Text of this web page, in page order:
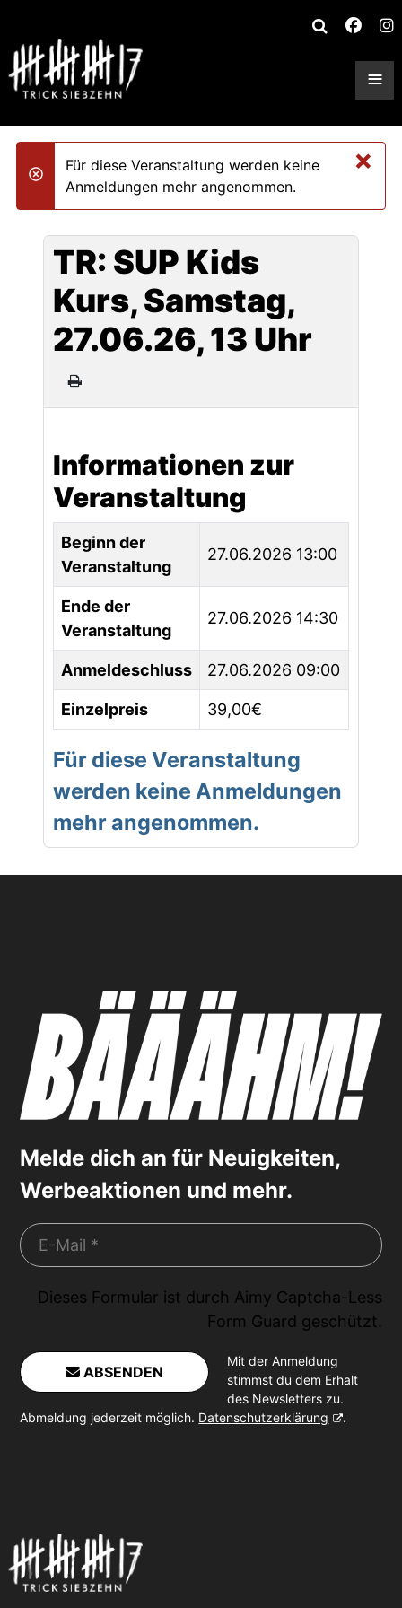
≡
×
danger
Für diese Veranstaltung werden keine
Anmeldungen mehr angenommen.
TR: SUP Kids
Kurs, Samstag,
27.06.26, 13 Uhr
Informationen zur
Veranstaltung
Beginn der
Veranstaltung
27.06.2026 13:00
Ende der
Veranstaltung
27.06.2026 14:30
Anmeldeschluss 27.06.2026 09:00
Einzelpreis 39,00€
Für diese Veranstaltung
werden keine Anmeldungen
mehr angenommen.
Melde dich an für Neuigkeiten,
Werbeaktionen und mehr.
Dieses Formular ist durch Aimy Captcha-Less
Form Guard geschützt.
ABSENDEN
Mit der Anmeldung
stimmst du dem Erhalt
des Newsletters zu.
Abmeldung jederzeit möglich. Datenschutzerklärung .